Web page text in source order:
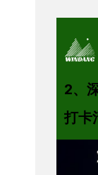
2、
打卡